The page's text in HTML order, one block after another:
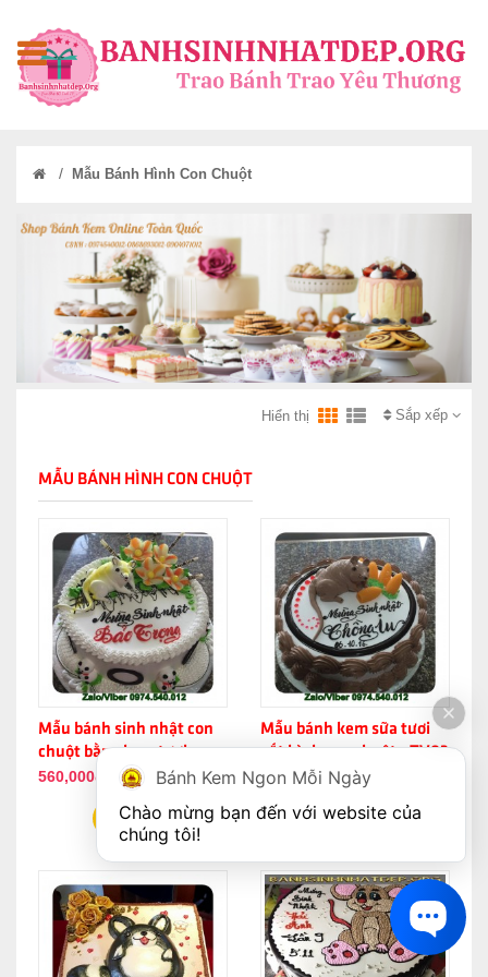
/ Mẫu Bánh Hình Con Chuột
Sắp xếp
Hiển thị
MẪU BÁNH HÌNH CON CHUỘT
Mẫu bánh sinh nhật con
chuột bằng kem tươi -
TV02
560,000đ
Mẫu bánh kem sữa tươi
vắt hình con chuột - TV03
560,000đ
Bánh Kem Ngon Mỗi Ngày
Chào mừng bạn đến với website của
chúng tôi!